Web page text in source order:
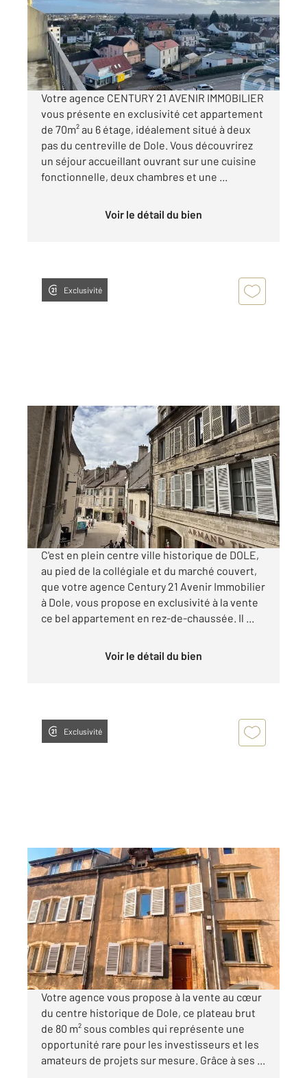
Appartement F4 à vendre
122 000 €
Visiter le site dédié
Votre agence CENTURY 21 AVENIR IMMOBILIER
vous présente en exclusivité cet appartement
de 70m² au 6 étage, idéalement situé à deux
pas du centreville de Dole. Vous découvrirez
un séjour accueillant ouvrant sur une cuisine
fonctionnelle, deux chambres et une ...
Voir le détail du bien
Exclusivité
DOLE 39
61,50 m2, 3 pièces
Ref : 12273
Appartement F3 à vendre
105 000 €
Visiter le site dédié
C'est en plein centre ville historique de DOLE,
au pied de la collégiale et du marché couvert,
que votre agence Century 21 Avenir Immobilier
à Dole, vous propose en exclusivité à la vente
ce bel appartement en rez-de-chaussée. Il ...
Voir le détail du bien
Exclusivité
DOLE 39
80 m2, 2 pièces
Ref : 13485
Appartement à vendre
45 000 €
Visiter le site dédié
Votre agence vous propose à la vente au cœur
du centre historique de Dole, ce plateau brut
de 80 m² sous combles qui représente une
opportunité rare pour les investisseurs et les
amateurs de projets sur mesure. Grâce à ses ...